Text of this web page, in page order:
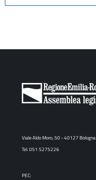
Viale Aldo Moro, 50 - 40127 Bologna
Tel. 051 5275226
PEC: